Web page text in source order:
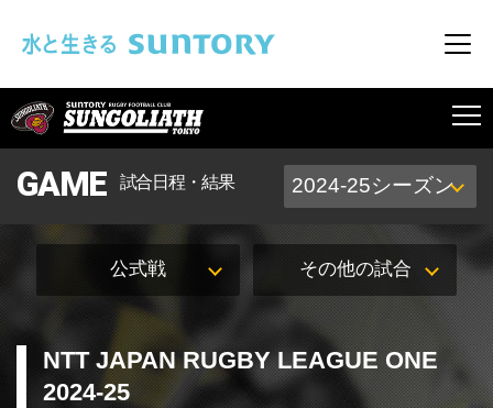
メ
GAME 試合日程・結果
公式戦 その他の試合
NTT JAPAN RUGBY LEAGUE ONE
2024-25